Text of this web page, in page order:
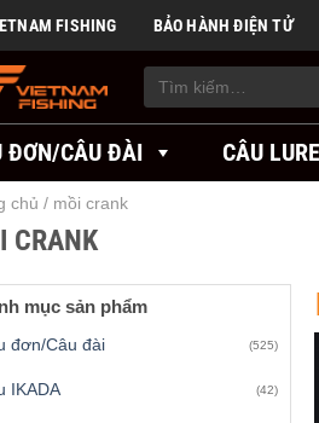
FISHING BẢO HÀNH ĐIỆN TỬ
Tìm
kiếm:
ĐƠN/CÂU ĐÀI CÂU LURE
chủ / mồi crank
CRANK
mục sản phẩm
đơn/Câu đài (525)
IKADA (42)